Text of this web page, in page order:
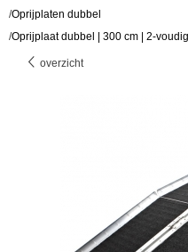
/Oprijplaten dubbel
/Oprijplaat dubbel | 300 cm | 2-
overzicht